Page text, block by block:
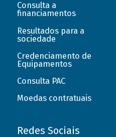
Consulta a
financiamentos
Resultados para a
sociedade
Credenciamento de
Equipamentos
Consulta PAC
Moedas contratuais
Redes Sociais